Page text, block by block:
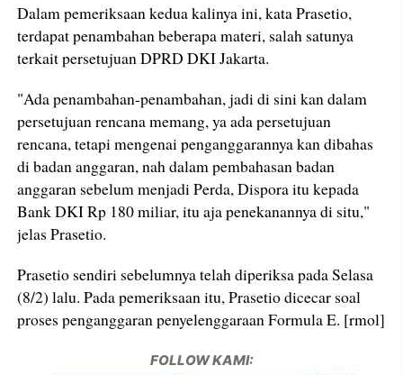
Dalam pemeriksaan kedua kalinya ini, kata Prasetio,
terdapat penambahan beberapa materi, salah satunya
terkait persetujuan DPRD DKI Jakarta.
"Ada penambahan-penambahan, jadi di sini kan dalam
persetujuan rencana memang, ya ada persetujuan
rencana, tetapi mengenai penganggarannya kan dibahas
di badan anggaran, nah dalam pembahasan badan
anggaran sebelum menjadi Perda, Dispora itu kepada
Bank DKI Rp 180 miliar, itu aja penekanannya di situ,"
jelas Prasetio.
Prasetio sendiri sebelumnya telah diperiksa pada Selasa
(8/2) lalu. Pada pemeriksaan itu, Prasetio dicecar soal
proses penganggaran penyelenggaraan Formula E. [rmol]
FOLLOW KAMI: